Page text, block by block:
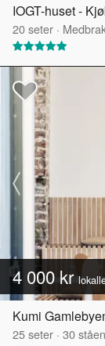
IOGT-huset -
20seter ·
4 000 kr
Kumi
25seter · 30